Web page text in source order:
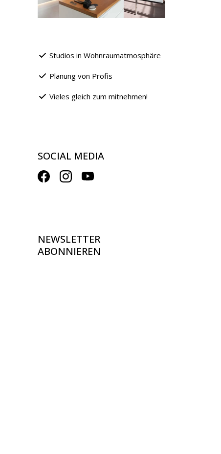
Studios in Wohnraumatmosphäre
Planung von Profis
Vieles gleich zum mitnehmen!
SOCIAL MEDIA
NEWSLETTER
ABONNIEREN